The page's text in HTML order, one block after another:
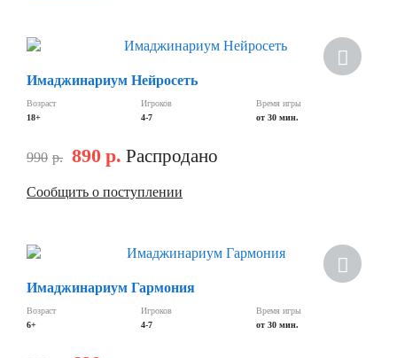
Имаджинариум Нейросеть
Возраст
18+
Игроков
4-7
Время игры
от 30 мин.
990 р. 890 р. Распродано
Сообщить о поступлении
Имаджинариум Гармония
Возраст
6+
Игроков
4-7
Время игры
от 30 мин.